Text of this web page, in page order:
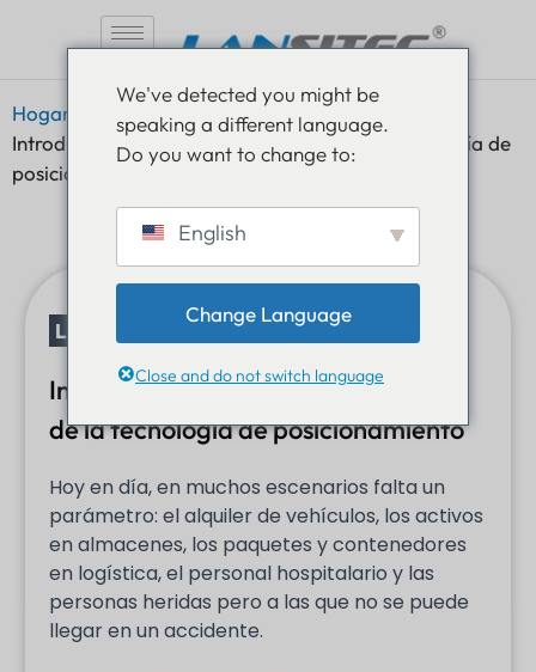
contenido
Hogar Libros blancos »Libro blanco de Lansitec
Introducción a los principios básicos de la tecnología de
posicionamiento
LIBRO BLANCO
Introducción a los principios básicos
de la tecnología de posicionamiento
Hoy en día, en muchos escenarios falta un
parámetro: el alquiler de vehículos, los activos
en almacenes, los paquetes y contenedores
en logística, el personal hospitalario y las
personas heridas pero a las que no se puede
llegar en un accidente.
We've detected you might be
speaking a different language.
Do you want to change to:
English
Change Language
Close and do not switch language